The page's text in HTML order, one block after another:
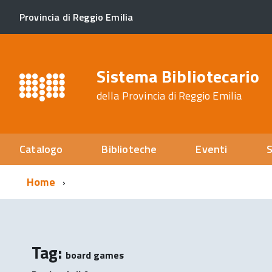
Provincia di Reggio Emilia
Sistema Bibliotecario
della Provincia di Reggio Emilia
Catalogo Biblioteche Eventi
Home
Tag: board games